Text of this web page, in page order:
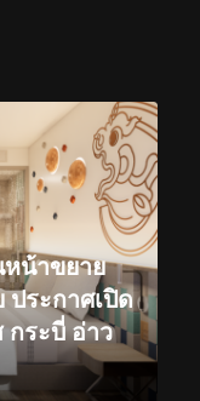
หน้าขยาย
ระกาศเปิด
กระบี่ อ่าว